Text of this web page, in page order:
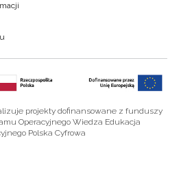
projekty dofinansowane z funduszy
Operacyjnego Wiedza Edukacja
Polska Cyfrowa